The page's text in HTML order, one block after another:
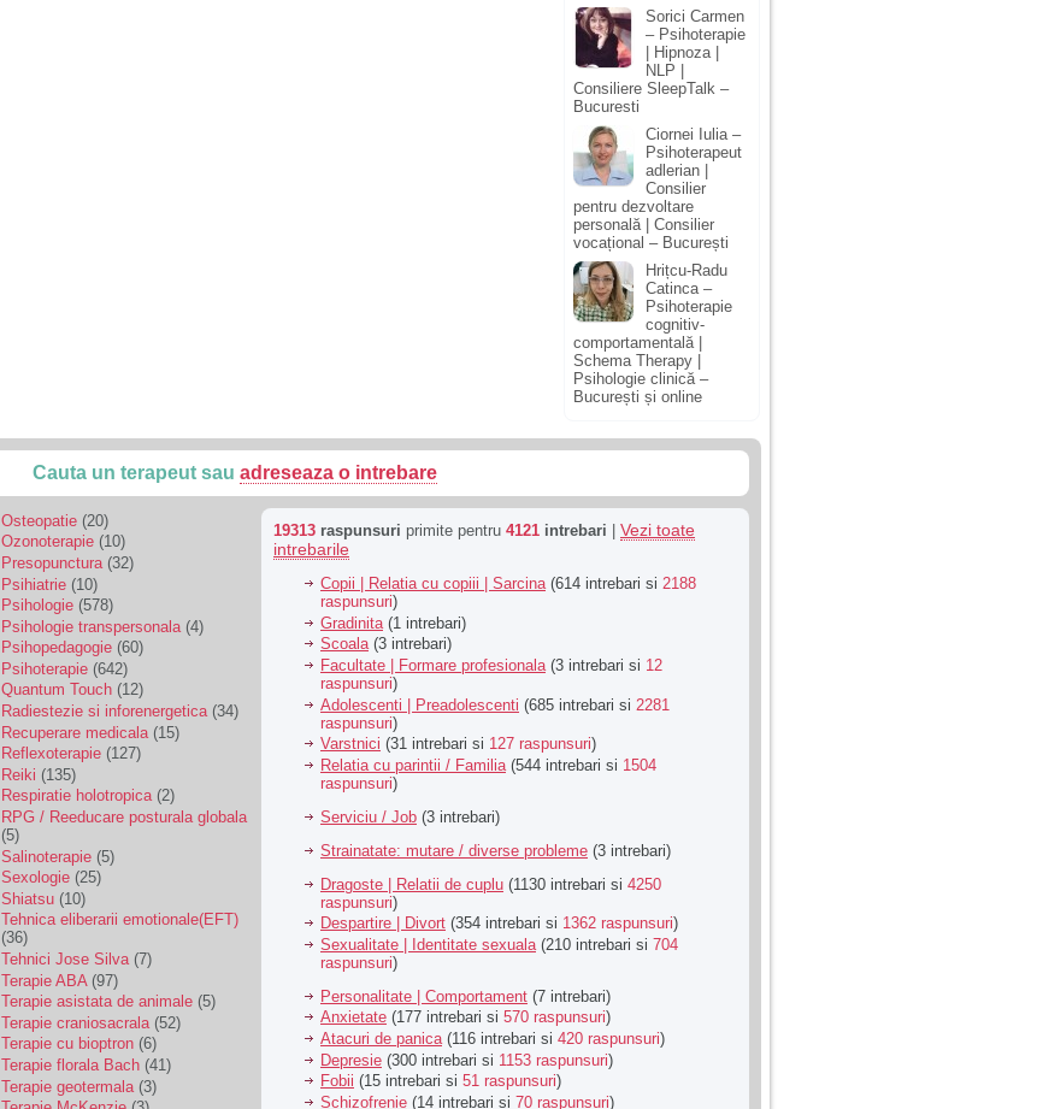
Sorici Carmen
– Psihoterapie
| Hipnoza |
NLP |
Consiliere SleepTalk –
Bucuresti
Ciornei Iulia –
Psihoterapeut
adlerian |
Consilier
pentru dezvoltare
personală | Consilier
vocațional – București
Hrițcu-Radu
Catinca –
Psihoterapie
cognitiv-
comportamentală |
Schema Therapy |
Psihologie clinică –
București și online
Cauta un terapeut sau adreseaza o intrebare
Osteopatie (20)
Ozonoterapie (10)
Presopunctura (32)
Psihiatrie (10)
Psihologie (578)
Psihologie transpersonala (4)
Psihopedagogie (60)
Psihoterapie (642)
Quantum Touch (12)
Radiestezie si inforenergetica(34)
Recuperare medicala (15)
Reflexoterapie (127)
Reiki (135)
Respiratie holotropica(2)
RPG / Reeducare posturala globala
(5)
Salinoterapie (5)
Sexologie (25)
Shiatsu (10)
Tehnica eliberarii emotionale(EFT)
(36)
Tehnici Jose Silva(7)
Terapie ABA (97)
Terapie asistata de animale (5)
Terapie craniosacrala (52)
Terapie cu bioptron (6)
Terapie florala Bach (41)
Terapie geotermala (3)
19313 raspunsuri primite pentru 4121 intrebari
Vezi toate
intrebarile
Copii | Relatia cu copiii | Sarcina(614 intrebari si 2188
raspunsuri)
Gradinita (1 intrebari)
Scoala(3 intrebari)
Facultate | Formare profesionala (3 intrebari si 12
raspunsuri)
Adolescenti | Preadolescenti (685 intrebari si 2281
raspunsuri)
Varstnici (31 intrebari si 127 raspunsuri)
Relatia cu parintii / Familia (544 intrebari si 1504
raspunsuri)
Serviciu / Job (3 intrebari)
Strainatate: mutare / diverse probleme (3 intrebari)
Dragoste | Relatii de cuplu (1130 intrebari si 4250
raspunsuri)
Despartire | Divort (354 intrebari si 1362 raspunsuri)
Sexualitate | Identitate sexuala (210 intrebari si 704
raspunsuri)
Personalitate | Comportament (7 intrebari)
Anxietate (177 intrebari si 570 raspunsuri)
Atacuri de panica(116 intrebari si 420 raspunsuri)
Depresie (300 intrebari si 1153 raspunsuri)
Fobii (15 intrebari si 51 raspunsuri)
Schizofrenie (14 intrebari si 70 raspunsuri)